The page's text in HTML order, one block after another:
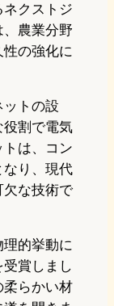
クストジ
農業分野
の強化に
ットの設
割で電気
は、コン
なり、現代
な技術で
的挙動に
賞しまし
柔らかい材